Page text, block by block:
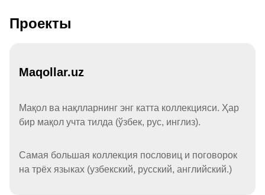
Проекты
Maqollar.uz
Мақол ва нақлларнинг энг катта коллекцияси. Ҳар
бир мақол учта тилда (ўзбек, рус, инглиз).
Самая большая коллекция пословиц и поговорок
на трёх языках (узбекский, русский, английский.)